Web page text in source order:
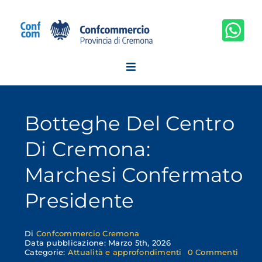
contenuto
Botteghe Del Centro
Di Cremona:
Marchesi Confermato
Presidente
Di Confcommercio Cremona
Data pubblicazione: Marzo 5th, 2026
Categorie: Attualità e approfondimenti 0 Commenti